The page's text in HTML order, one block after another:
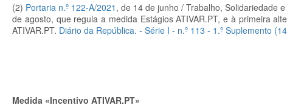
(2) Portaria n.º 122-A/2021 , de 14 de junho / Trabalho, Solidariedade
de agosto, que regula a medida Estágios ATIVAR.PT, e à primeira
ATIVAR.PT. Diário da República. - Série I - n.º 113 - 1.º Suplemento
Medida «Incentivo ATIVAR.PT»